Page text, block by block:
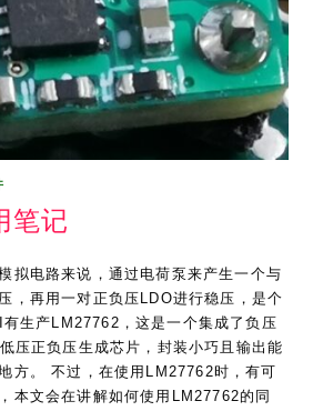
笔记
拟电路来说，通过电荷泵来产生一个与
，再用一对正负压LDO进行稳压，是个
生产LM27762，这是一个集成了负压
压正负压生成芯片，封装小巧且输出能
方。 不过，在使用LM27762时，有可
本文会在讲解如何使用LM27762的同